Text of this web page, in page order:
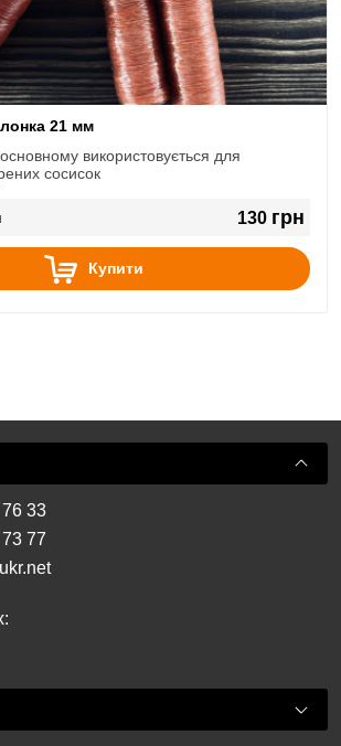
21 мм
використовується для
сосисок
130 грн
Купити
33
77